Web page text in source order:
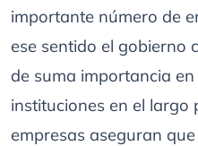
importante número de
ese sentido el gobierno
de suma importancia
instituciones en el largo
empresas aseguran